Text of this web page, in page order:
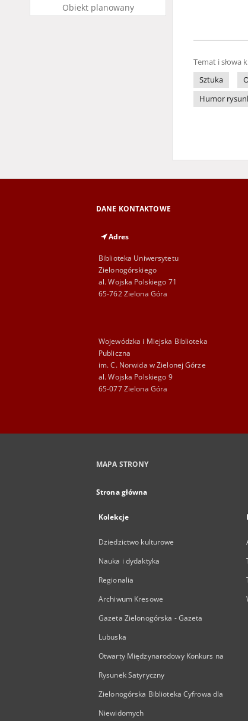
Obiekt planowany
Temat i słowa
Sztuka
Humor
DANE KONTAKTOWE
Adres
Biblioteka Uniwersytetu
Zielonogórskiego
al. Wojska Polskiego 71
65-762 Zielona Góra
Wojewódzka i Miejska Biblioteka
Publiczna
im. C. Norwida w Zielonej Górze
al. Wojska Polskiego 9
65-077 Zielona Góra
MAPA STRONY
Strona główna
Kolekcje
Dziedzictwo kulturowe
Nauka i dydaktyka
Regionalia
Archiwum Kresowe
Gazeta Zielonogórska - Gazeta
Lubuska
Otwarty Międzynarodowy Konkurs na
Rysunek Satyryczny
Zielonogórska Biblioteka Cyfrowa dla
Niewidomych